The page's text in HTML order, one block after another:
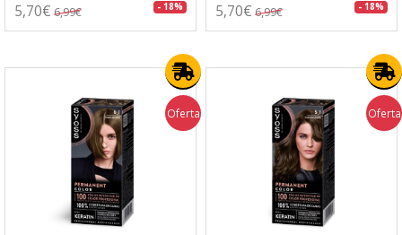
5,70€ 6,99€ - 18% 5,70€ 6,99€ - 18%
Oferta Oferta